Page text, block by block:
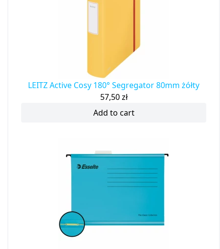
LEITZ Active Cosy 180° Segregator 80mm żółty
57,50zł
Add to cart